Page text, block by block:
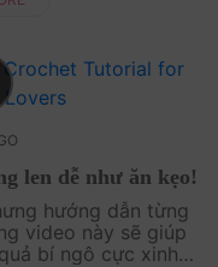
len dễ như ăn kẹo!
hướng dẫn từng
video này sẽ giúp
bí ngô cực xinh